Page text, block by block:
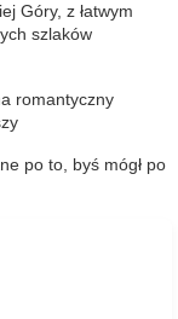
Góry, z łatwym
szlaków
romantyczny
po to, byś mógł po